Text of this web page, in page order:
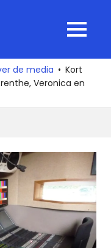
MENU
de media
Kort
Veronica en